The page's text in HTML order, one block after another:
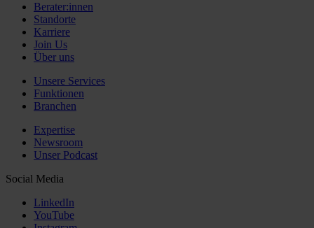
Berater:innen
Standorte
Karriere
Join Us
Über uns
Unsere Services
Funktionen
Branchen
Expertise
Newsroom
Unser Podcast
Social Media
LinkedIn
YouTube